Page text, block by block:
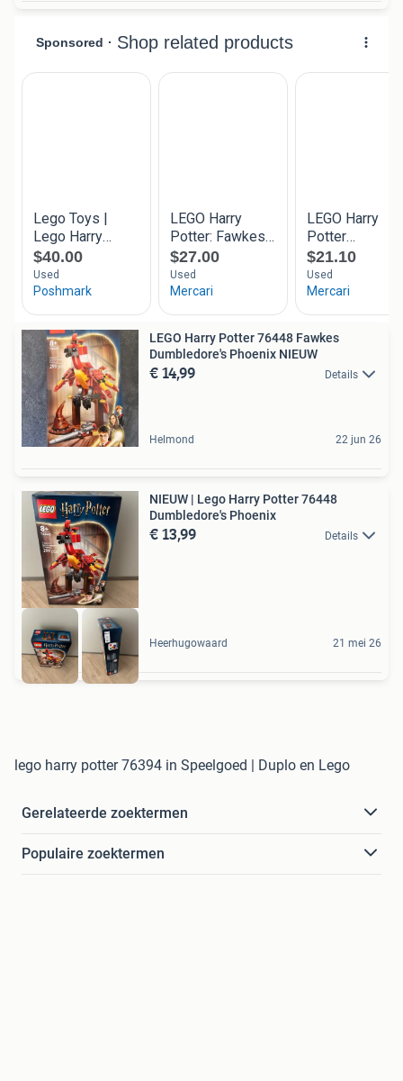
LEGO Harry Potter 76448 Fawkes
Dumbledore's Phoenix NIEUW
€ 14,99 Details
Helmond 22 jun 26
NIEUW | Lego Harry Potter 76448
Dumbledore's Phoenix
€ 13,99 Details
Heerhugowaard 21 mei 26
lego harry potter 76394 in Speelgoed | Duplo en Lego
Gerelateerde zoektermen
Populaire zoektermen